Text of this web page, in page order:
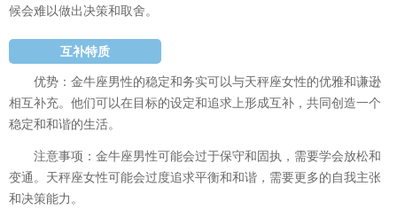
候会难以做出决策和取舍。
互补特质
优势：金牛座男性的稳定和务实可以与天秤座女性的优雅和谦逊
相互补充。他们可以在目标的设定和追求上形成互补，共同创造一个
稳定和和谐的生活。
注意事项：金牛座男性可能会过于保守和固执，需要学会放松和
变通。天秤座女性可能会过度追求平衡和和谐，需要更多的自我主张
和决策能力。